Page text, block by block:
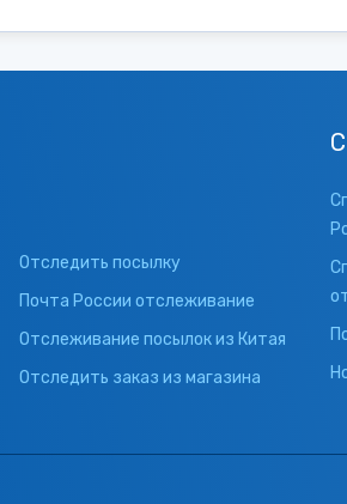
Отследить посылку
Почта России отслеживание
Отслеживание посылок из Китая
Отследить заказ из магазина